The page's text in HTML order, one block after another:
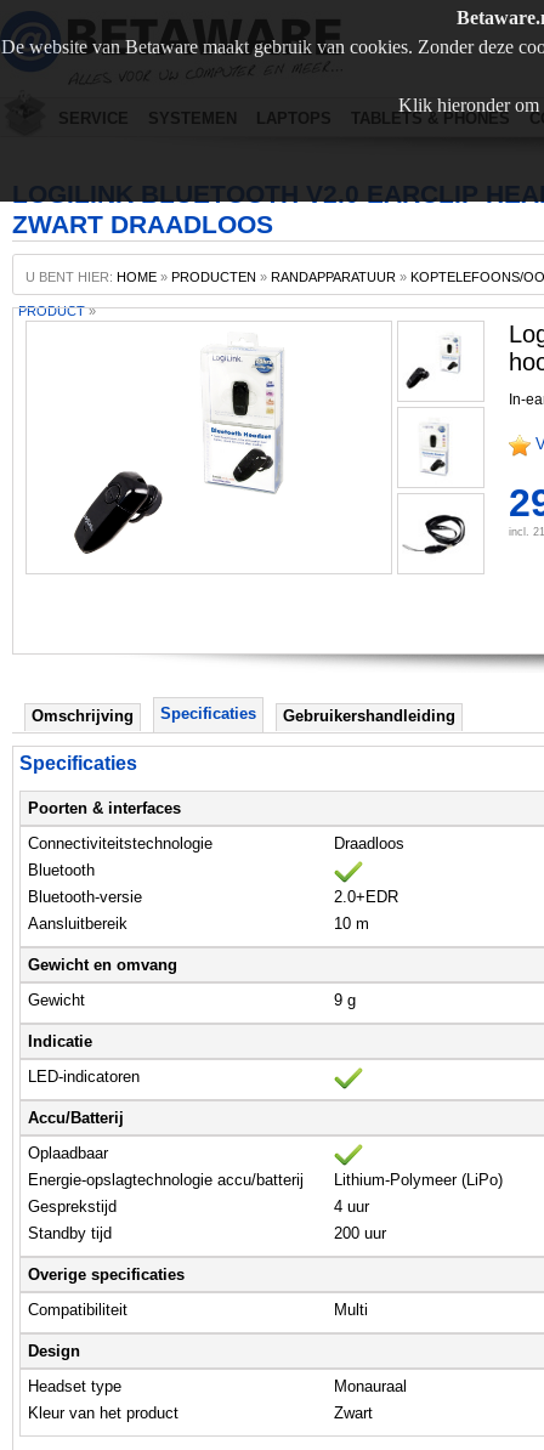
De website van Betaware maakt gebruik van cookies. Zonder deze
Klik hieronder om
SERVICE SYSTEMEN LAPTOPS TABLETS & PHONES
LOGILINK BLUETOOTH V2.0 EARCLIP
ZWART DRAADLOOS
U BENT HIER: HOME » PRODUCTEN » RANDAPPARATUUR » KOPTELEFOONS/
PRODUCT»
In-
incl.
Omschrijving Specificaties Gebruikershandleiding
Specificaties
Poorten & interfaces
Connectiviteitstechnologie
Draadloos
Bluetooth
Bluetooth-versie
2.0+EDR
Aansluitbereik
10 m
Gewicht en omvang
Gewicht
9 g
Indicatie
LED-indicatoren
Accu/Batterij
Oplaadbaar
Energie-opslagtechnologie accu/batterij
Lithium-Polymeer (LiPo)
Gesprekstijd
4 uur
Standby tijd
200 uur
Overige specificaties
Compatibiliteit
Multi
Design
Headset type
Monauraal
Kleur van het product
Zwart